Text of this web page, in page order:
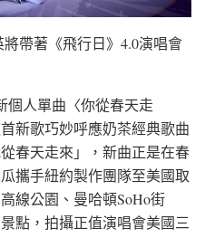
將帶著《飛行日》4.0演唱會
個人單曲〈你從春天走
新歌巧妙呼應奶茶經典歌曲
春天走來」，新曲正是在春
攜手紐約製作團隊至美國取
線公園、曼哈頓SoHo街
點，拍攝正值演唱會美國三